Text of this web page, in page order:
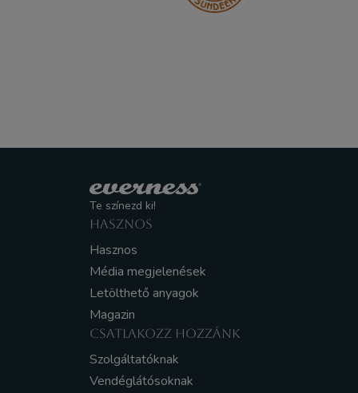
Te színezd ki!
HASZNOS
Hasznos
Média megjelenések
Letölthető anyagok
Magazin
CSATLAKOZZ HOZZÁNK
Szolgáltatóknak
Vendéglátósoknak